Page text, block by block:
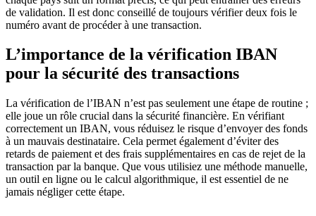
de validation. Il est donc conseillé de toujours vérifier deux fois le
numéro avant de procéder à une transaction.
L’importance de la vérification IBAN
pour la sécurité des transactions
La vérification de l’IBAN n’est pas seulement une étape de routine ;
elle joue un rôle crucial dans la sécurité financière. En vérifiant
correctement un IBAN, vous réduisez le risque d’envoyer des fonds
à un mauvais destinataire. Cela permet également d’éviter des
retards de paiement et des frais supplémentaires en cas de rejet de la
transaction par la banque. Que vous utilisiez une méthode manuelle,
un outil en ligne ou le calcul algorithmique, il est essentiel de ne
jamais négliger cette étape.